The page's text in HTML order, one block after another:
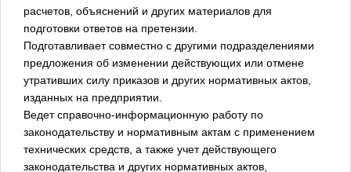
расчетов, объяснений и других материалов для
подготовки ответов на претензии.
Подготавливает совместно с другими подразделениями
предложения об изменении действующих или отмене
утративших силу приказов и других нормативных актов,
изданных на предприятии.
Ведет справочно-информационную работу по
законодательству и нормативным актам с применением
технических средств, а также учет действующего
законодательства и других нормативных актов,